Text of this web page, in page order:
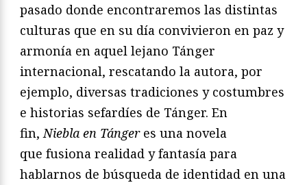
pasado donde encontraremos las distintas
culturas que en su día convivieron en paz y
armonía en aquel lejano Tánger
internacional, rescatando la autora, por
ejemplo, diversas tradiciones y costumbres
e historias sefardíes de Tánger. En
fin, Niebla en Tángeres una novela
que fusiona realidad y fantasía para
hablarnos de búsqueda de identidad en una